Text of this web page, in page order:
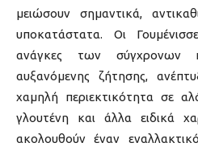
μειώσουν σημαντικά,
υποκατάστατα. Οι
ανάγκες των σύγχρονων
αυξανόμενης ζήτησης,
χαμηλή περιεκτικότητα σε
γλουτένη και άλλα ειδικά
ακολουθούν έναν